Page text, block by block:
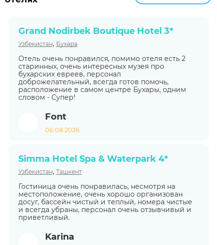
Grand Nodirbek Boutique Hotel 3*
Узбекистан, Бухара
Отель очень понравился, помимо отеля есть 2
старинных, очень интересных музея про
бухарских евреев, персонал
доброжелательный, всегда готов помочь,
расположение в самом центре Бухары, одним
словом - Супер!
Font
06.08.2026
Simma Hotel Spa & Waterpark 4*
Узбекистан, Ташкент
Гостиница очень понравилась, несмотря на
местоположение, очень хорошо организован
досуг, бассейн чистый и теплый, номера чистые
и всегда убраны, персонал очень отзывчивый и
приветливый.
Karina